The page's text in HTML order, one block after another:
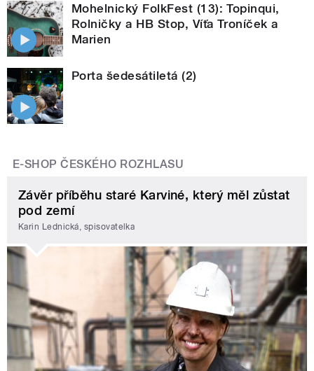
Mohelnický FolkFest (13): Topinqui,
Rolničky a HB Stop, Víťa Troníček a
Marien
Porta šedesátiletá (2)
E-SHOP ČESKÉHO ROZHLASU
Závěr příběhu staré Karviné, který měl zůstat
pod zemí
Karin Lednická, spisovatelka